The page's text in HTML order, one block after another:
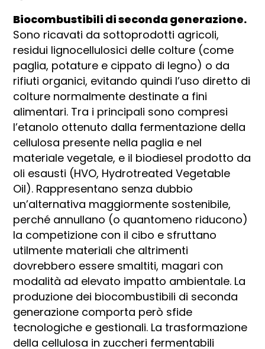
Biocombustibili di seconda generazione.
Sono ricavati da sottoprodotti agricoli,
residui lignocellulosici delle colture (come
paglia, potature e cippato di legno) o da
rifiuti organici, evitando quindi l’uso diretto di
colture normalmente destinate a fini
alimentari. Tra i principali sono compresi
l’etanolo ottenuto dalla fermentazione della
cellulosa presente nella paglia e nel
materiale vegetale, e il biodiesel prodotto da
oli esausti (HVO, Hydrotreated Vegetable
Oil). Rappresentano senza dubbio
un’alternativa maggiormente sostenibile,
perché annullano (o quantomeno riducono)
la competizione con il cibo e sfruttano
utilmente materiali che altrimenti
dovrebbero essere smaltiti, magari con
modalità ad elevato impatto ambientale. La
produzione dei biocombustibili di seconda
generazione comporta però sfide
tecnologiche e gestionali. La trasformazione
della cellulosa in zuccheri fermentabili